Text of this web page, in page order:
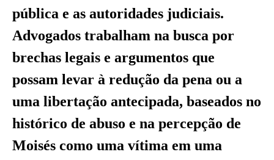
pública e as autoridades judiciais.
Advogados trabalham na busca por
brechas legais e argumentos que
possam levar à redução da pena ou a
uma libertação antecipada, baseados no
histórico de abuso e na percepção de
Moisés como uma vítima em uma